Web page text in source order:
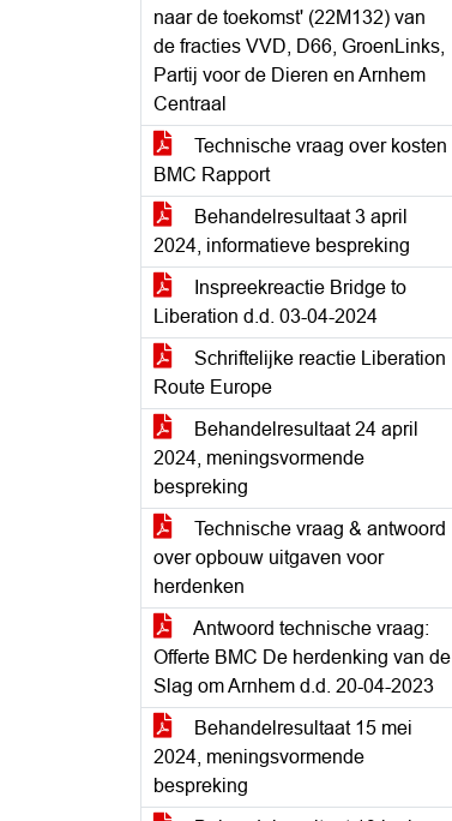
naar de toekomst' (22M132) van
de fracties VVD, D66, GroenLinks,
Partij voor de Dieren en Arnhem
Centraal
Technische vraag over kosten
BMC Rapport
Behandelresultaat 3 april
2024, informatieve bespreking
Inspreekreactie Bridge to
Liberation d.d. 03-04-2024
Schriftelijke reactie Liberation
Route Europe
Behandelresultaat 24 april
2024, meningsvormende
bespreking
Technische vraag & antwoord
over opbouw uitgaven voor
herdenken
Antwoord technische vraag:
Offerte BMC De herdenking van de
Slag om Arnhem d.d. 20-04-2023
Behandelresultaat 15 mei
2024, meningsvormende
bespreking